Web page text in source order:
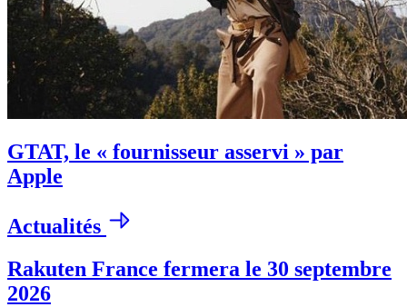
GTAT, le « fournisseur asservi » par
Apple
Actualités
Rakuten France fermera le 30 septembre
2026